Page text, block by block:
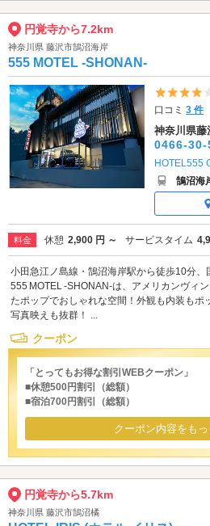
円覚寺から7.2km
神奈川県 藤沢市鵠沼海岸
555 MOTEL -SHONAN-
口コミ3 件
神奈川県藤
0466-30-
HOTEL555
鵠沼海
料金 休憩 2,900 円 ～ サービスタイム
小田急江ノ島線・鵠沼海岸駅から徒歩10分、
555 MOTEL -SHONAN-は、アメリカンヴィ
たポップでおしゃれな空間！外観も内装もポ
写真映えも抜群！ ...
クーポン
「とってもお得な割引WEBクーポン」
■休憩500円割引（総額）
■宿泊700円割引（総額）
クーポン内容をも
円覚寺から5.7km
神奈川県 藤沢市鵠沼橘